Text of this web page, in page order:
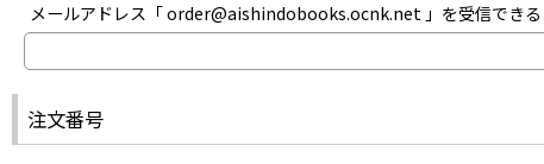
メールアドレス「 order@aishindobooks.ocnk.net 」を受信できる
注文番号